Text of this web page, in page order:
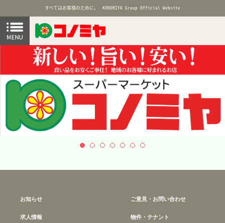
すべてはお客様のために。 KONOMIYA Group Official Website
お知らせ
求人情報
ご意見・お問い合わせ
物件・テナント